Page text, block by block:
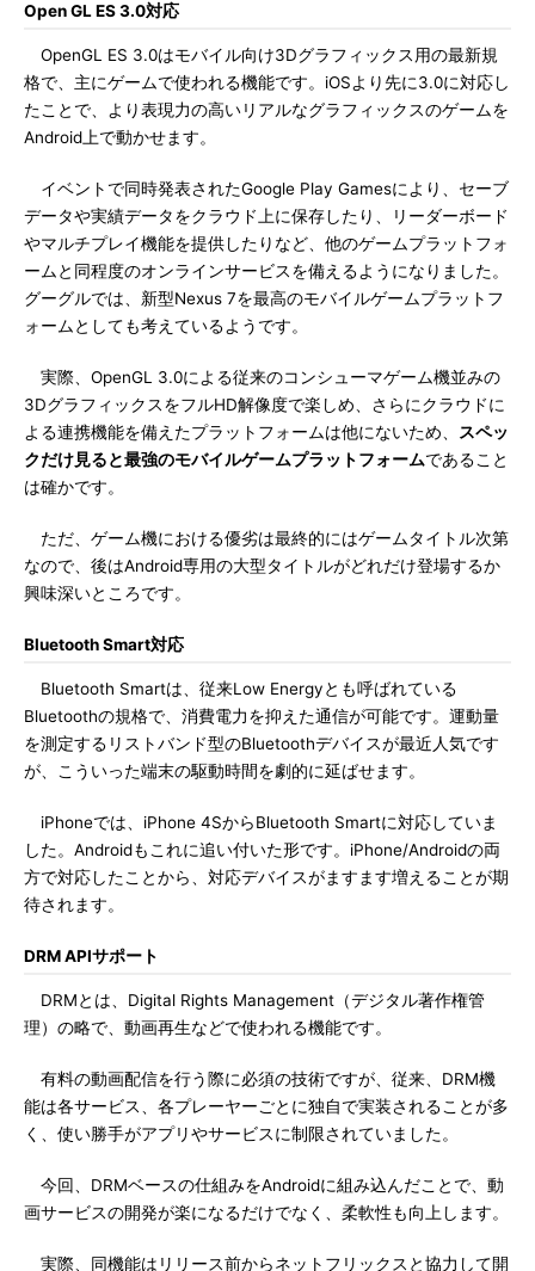
Open GL ES 3.0対応
OpenGL ES 3.0はモバイル向け3Dグラフィックス用の最新規
格で、主にゲームで使われる機能です。iOSより先に3.0に対応し
たことで、より表現力の高いリアルなグラフィックスのゲームを
Android上で動かせます。
イベントで同時発表されたGoogle Play Gamesにより、セーブ
データや実績データをクラウド上に保存したり、リーダーボード
やマルチプレイ機能を提供したりなど、他のゲームプラットフォ
ームと同程度のオンラインサービスを備えるようになりました。
グーグルでは、新型Nexus 7を最高のモバイルゲームプラットフ
ォームとしても考えているようです。
実際、OpenGL 3.0による従来のコンシューマゲーム機並みの
3DグラフィックスをフルHD解像度で楽しめ、さらにクラウドに
よる連携機能を備えたプラットフォームは他にないため、
スペッ
クだけ見ると最強のモバイルゲームプラットフォームであること
は確かです。
ただ、ゲーム機における優劣は最終的にはゲームタイトル次第
なので、後はAndroid専用の大型タイトルがどれだけ登場するか
興味深いところです。
Bluetooth Smart対応
Bluetooth Smartは、従来Low Energyとも呼ばれている
Bluetoothの規格で、消費電力を抑えた通信が可能です。運動量
を測定するリストバンド型のBluetoothデバイスが最近人気です
が、こういった端末の駆動時間を劇的に延ばせます。
iPhoneでは、iPhone 4SからBluetooth Smartに対応していま
した。Androidもこれに追い付いた形です。iPhone/Androidの両
方で対応したことから、対応デバイスがますます増えることが期
待されます。
DRM APIサポート
DRMとは、Digital Rights Management（デジタル著作権管
理）の略で、動画再生などで使われる機能です。
有料の動画配信を行う際に必須の技術ですが、従来、DRM機
能は各サービス、各プレーヤーごとに独自で実装されることが多
く、使い勝手がアプリやサービスに制限されていました。
今回、DRMベースの仕組みをAndroidに組み込んだことで、動
画サービスの開発が楽になるだけでなく、柔軟性も向上します。
実際、同機能はリリース前からネットフリックスと協力して開